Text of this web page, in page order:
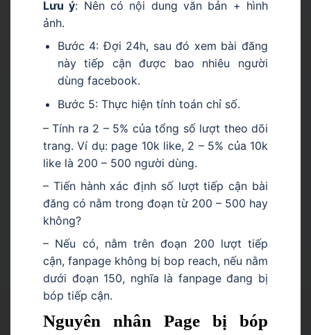
Lưu ý: Nên có nội dung văn bản + hình
ảnh.
Bước 4: Đợi 24h, sau đó xem bài đăng
này tiếp cận được bao nhiêu người
dùng facebook.
Bước 5: Thực hiện tính toán chỉ số.
– Tính ra 2 – 5% của tổng số lượt theo dõi
trang. Ví dụ: page 10k like, 2 – 5% của 10k
like là 200 – 500 người dùng.
– Tiến hành xác định số lượt tiếp cận bài
đăng có nằm trong đoạn từ 200 – 500 hay
không?
– Nếu có, nằm trên đoạn 200 lượt tiếp
cận, fanpage không bị bop reach, nếu nằm
dưới đoạn 150, nghĩa là fanpage đang bị
bóp tiếp cận.
Nguyên nhân Page bị bóp